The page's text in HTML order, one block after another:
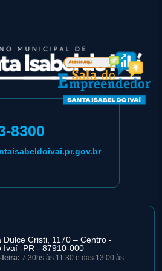
8300
Dulce Cristi, 1170 – Centro -
Ivaí -PR - 87910-000
feira: 7:30hs às 11:30 e das 13:00 às